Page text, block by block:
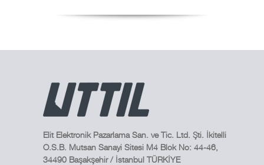
Elit Elektronik Pazarlama San. ve Tic. Ltd. Şti. İkitelli
O.S.B. Mutsan Sanayi Sitesi M4 Blok No: 44-46,
34490 Başakşehir / İstanbul TÜRKİYE